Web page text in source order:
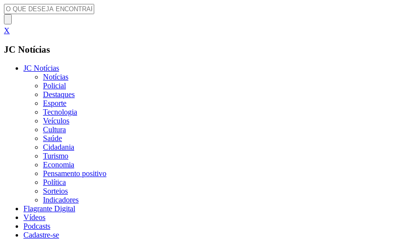
X
JC Notícias
JC Notícias
Notícias
Policial
Destaques
Esporte
Tecnologia
Veículos
Cultura
Saúde
Cidadania
Turismo
Economia
Pensamento positivo
Política
Sorteios
Indicadores
Flagrante Digital
Vídeos
Podcasts
Cadastre-se